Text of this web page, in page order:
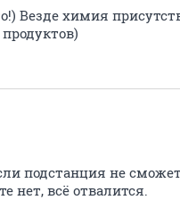
Везде химия
подстанция не
нет, всё отвалится.